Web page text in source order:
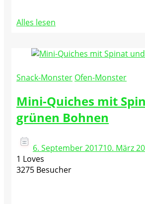
Alles lesen
Snack-Monster Ofen-Monster
Mini-Quiches mit
grünen Bohnen
6. September 201710. März
1 Loves
3275 Besucher